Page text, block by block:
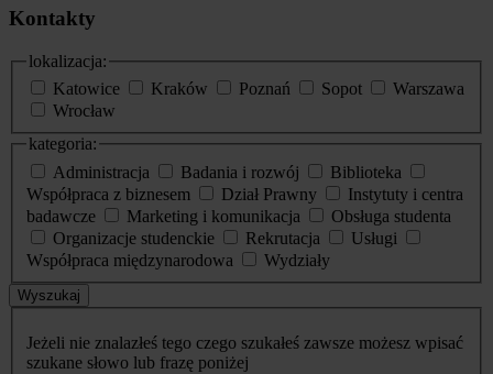
Kontakty
lokalizacja:
Katowice
Kraków Poznań Sopot
Warszawa
Wrocław
kategoria:
Administracja
Badania i rozwój
Biblioteka
Współpraca z biznesem
Dział Prawny
Instytuty i centra
badawcze
Marketing i komunikacja
Obsługa studenta
Organizacje studenckie
Rekrutacja
Usługi
Współpraca międzynarodowa
Wydziały
Wyszukaj
Jeżeli nie znalazłeś tego czego szukałeś zawsze możesz wpisać
szukane słowo lub frazę poniżej